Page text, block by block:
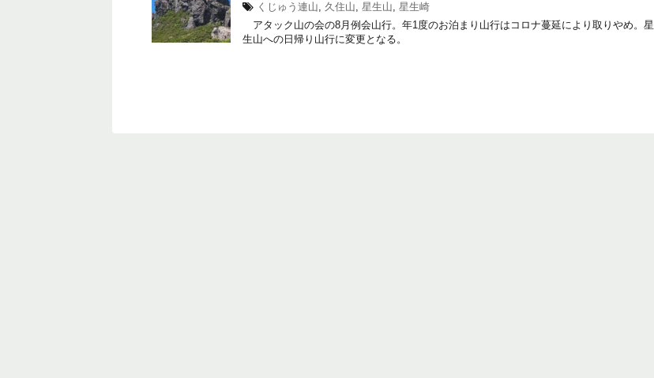
くじゅう連山, 久住山, 星生山, 星生崎
アタック山の会の8月例会山行。年1度のお泊まり山行はコロナ蔓延により取りやめ。星
生山への日帰り山行に変更となる。